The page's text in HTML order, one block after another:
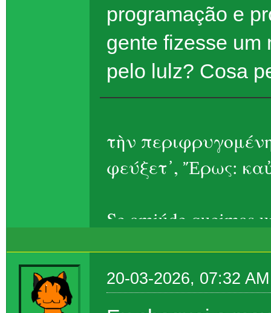
programação e
gente fizesse um
pelo lulz? Cosa
τὴν
φεύξετ᾽, Ἔρως:
Se amiúde queimas
Eros, ela foge –
20-03-2026, 07:32 AM